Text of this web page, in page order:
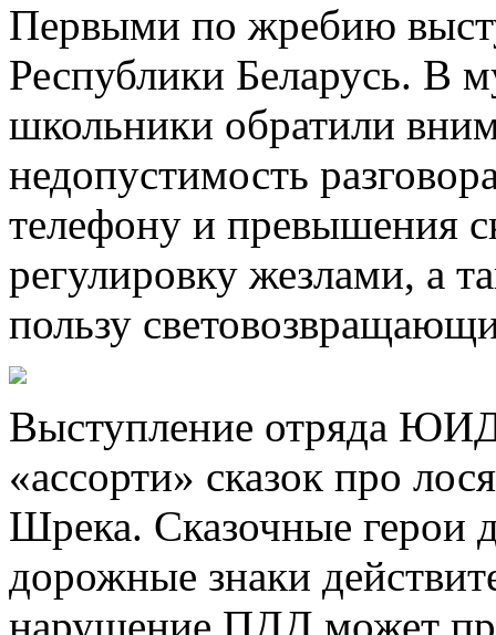
Первыми по жребию
Республики Беларусь. В
школьники обратили
недопустимость
телефону и превышения
регулировку жезлами, а
пользу
Выступление отряда
«ассорти» сказок про
Шрека. Сказочные герои
дорожные знаки